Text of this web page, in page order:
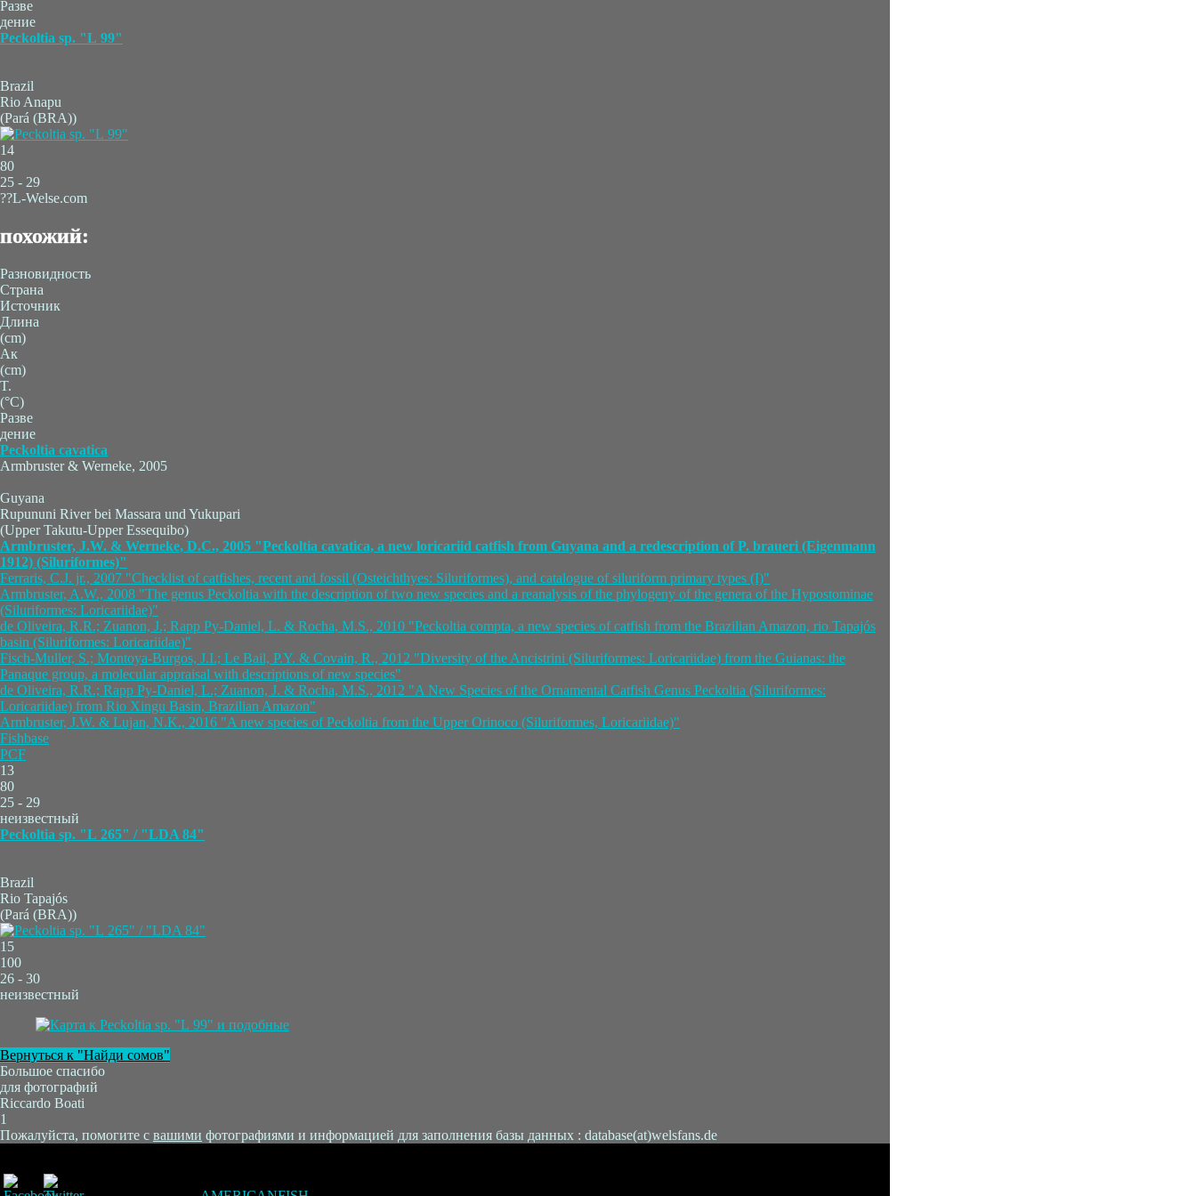
Разве
дение
Peckoltia sp. "L 99"
Brazil
Rio Anapu
(Pará (BRA))
14
80
25 - 29
??L-Welse.com
похожий:
Разновидность
Страна
Источник
Длина
(cm)
Ак
(cm)
T.
(°C)
Разве
дение
Peckoltia cavatica
Armbruster & Werneke, 2005
Guyana
Rupununi River bei Massara und Yukupari
(Upper Takutu-Upper Essequibo)
Armbruster, J.W. & Werneke, D.C., 2005 "Peckoltia cavatica, a new loricariid catfish from Guyana and a redescription of P. braueri (Eigenmann
1912) (Siluriformes)"
Ferraris, C.J. jr., 2007 "Checklist of catfishes, recent and fossil (Osteichthyes: Siluriformes), and catalogue of siluriform primary types (I)"
Armbruster, A.W., 2008 "The genus Peckoltia with the description of two new species and a reanalysis of the phylogeny of the genera of the Hypostominae
(Siluriformes: Loricariidae)"
de Oliveira, R.R.; Zuanon, J.; Rapp Py-Daniel, L. & Rocha, M.S., 2010 "Peckoltia compta, a new species of catfish from the Brazilian Amazon, rio Tapajós
basin (Siluriformes: Loricariidae)"
Fisch-Muller, S.; Montoya-Burgos, J.I.; Le Bail, P.Y. & Covain, R., 2012 "Diversity of the Ancistrini (Siluriformes: Loricariidae) from the Guianas: the
Panaque group, a molecular appraisal with descriptions of new species"
de Oliveira, R.R.; Rapp Py-Daniel, L.; Zuanon, J. & Rocha, M.S., 2012 "A New Species of the Ornamental Catfish Genus Peckoltia (Siluriformes:
Loricariidae) from Rio Xingu Basin, Brazilian Amazon"
Armbruster, J.W. & Lujan, N.K., 2016 "A new species of Peckoltia from the Upper Orinoco (Siluriformes, Loricariidae)"
Fishbase
PCF
13
80
25 - 29
неизвестный
Peckoltia sp. "L 265" / "LDA 84"
Brazil
Rio Tapajós
(Pará (BRA))
15
100
26 - 30
неизвестный
Вернуться к "Найди сомов"
Большое спасибо
для фотографий
Riccardo Boati
1
Пожалуйста, помогите с вашими фотографиями и информацией для заполнения базы данных : database(at)welsfans.de